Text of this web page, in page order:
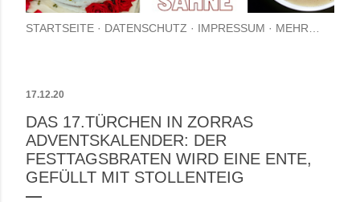
STARTSEITE DATENSCHUTZ IMPRESSUM MEHR…
17.12.20
DAS 17.TÜRCHEN IN ZORRAS
ADVENTSKALENDER: DER
FESTTAGSBRATEN WIRD EINE ENTE,
GEFÜLLT MIT STOLLENTEIG